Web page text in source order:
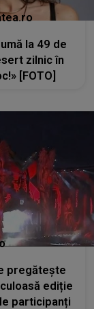
la 49 de
zilnic în
[FOTO]
pregătește
ediție
participanți